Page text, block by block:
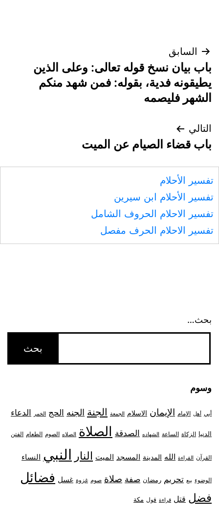
تصفّح
المقالات
السابق
باب بيان نسخ قوله تعالى: وعلى الذين
يطيقونه فدية، بقوله: فمن شهد منكم
الشهر فليصمه
التالي
باب قضاء الصيام عن الميت
تفسير الأحلام
تفسير الأحلام ابن سيرين
تفسير الاحلام الحروف الشامل
تفسير الاحلام الحرف مفصل
بحث…
وسوم
أبي أهل الإمام الإيمان الاسلام الجمعة الجنة الجنه الحج الخمر الدعاء
الدنيا الزكاة الساعة الشهاده الصدقة الصلاة الصلاه الصوم الطعام الفتن
القرآن القراءة الله المدينة المسجد الميت النار النبي النساء
الوضوء بيع تحريم رمضان صفة صلاة صوم غزوة غسل فضائل
فضل قتل قراءة قول مكة